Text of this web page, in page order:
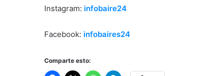
Instagram: infobaire24
Facebook: infobaires24
Comparte esto: